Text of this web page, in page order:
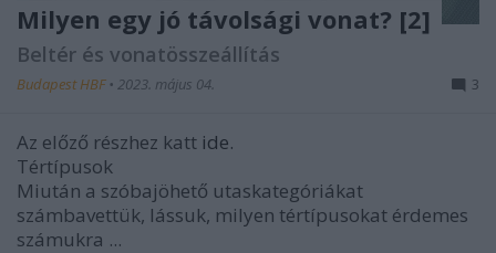
Milyen egy jó távolsági vonat? [2]
Beltér és vonatösszeállítás
Budapest HBF • 2023. május 04. 3
Az előző részhez katt ide.
Tértípusok
Miután a szóbajöhető utaskategóriákat
számbavettük, lássuk, milyen tértípusokat érdemes
számukra ...